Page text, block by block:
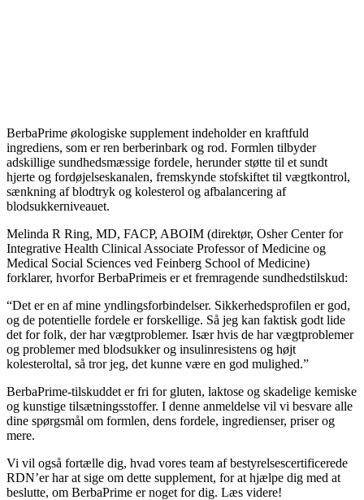
BerbaPrime økologiske supplement indeholder en kraftfuld
ingrediens, som er ren berberinbark og rod. Formlen tilbyder
adskillige sundhedsmæssige fordele, herunder støtte til et sundt
hjerte og fordøjelseskanalen, fremskynde stofskiftet til vægtkontrol,
sænkning af blodtryk og kolesterol og afbalancering af
blodsukkerniveauet.
Melinda R Ring, MD, FACP, ABOIM (direktør, Osher Center for
Integrative Health Clinical Associate Professor of Medicine og
Medical Social Sciences ved Feinberg School of Medicine)
forklarer, hvorfor BerbaPrimeis er et fremragende sundhedstilskud:
“Det er en af ​​mine yndlingsforbindelser. Sikkerhedsprofilen er god,
og de potentielle fordele er forskellige. Så jeg kan faktisk godt lide
det for folk, der har vægtproblemer. Især hvis de har vægtproblemer
og problemer med blodsukker og insulinresistens og højt
kolesteroltal, så tror jeg, det kunne være en god mulighed.”
BerbaPrime-tilskuddet er fri for gluten, laktose og skadelige kemiske
og kunstige tilsætningsstoffer. I denne anmeldelse vil vi besvare alle
dine spørgsmål om formlen, dens fordele, ingredienser, priser og
mere.
Vi vil også fortælle dig, hvad vores team af bestyrelsescertificerede
RDN’er har at sige om dette supplement, for at hjælpe dig med at
beslutte, om BerbaPrime er noget for dig. Læs videre!